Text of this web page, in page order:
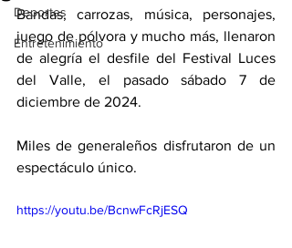
Deportes
Entretenimiento
Bandas, carrozas, música, personajes,
juego de pólvora y mucho más, llenaron
de alegría el desfile del Festival Luces
del Valle, el pasado sábado 7 de
diciembre de 2024.
Miles de generaleños disfrutaron de un
espectáculo único.
https://youtu.be/BcnwFcRjESQ